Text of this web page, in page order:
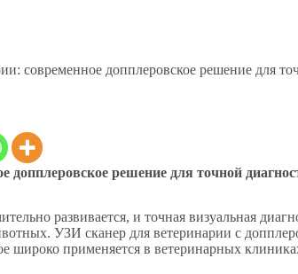
современное допплеровское решение для
допплеровское решение для точной
развивается, и точная визуальная
УЗИ сканер для ветеринарии с
широко применяется в ветеринарных